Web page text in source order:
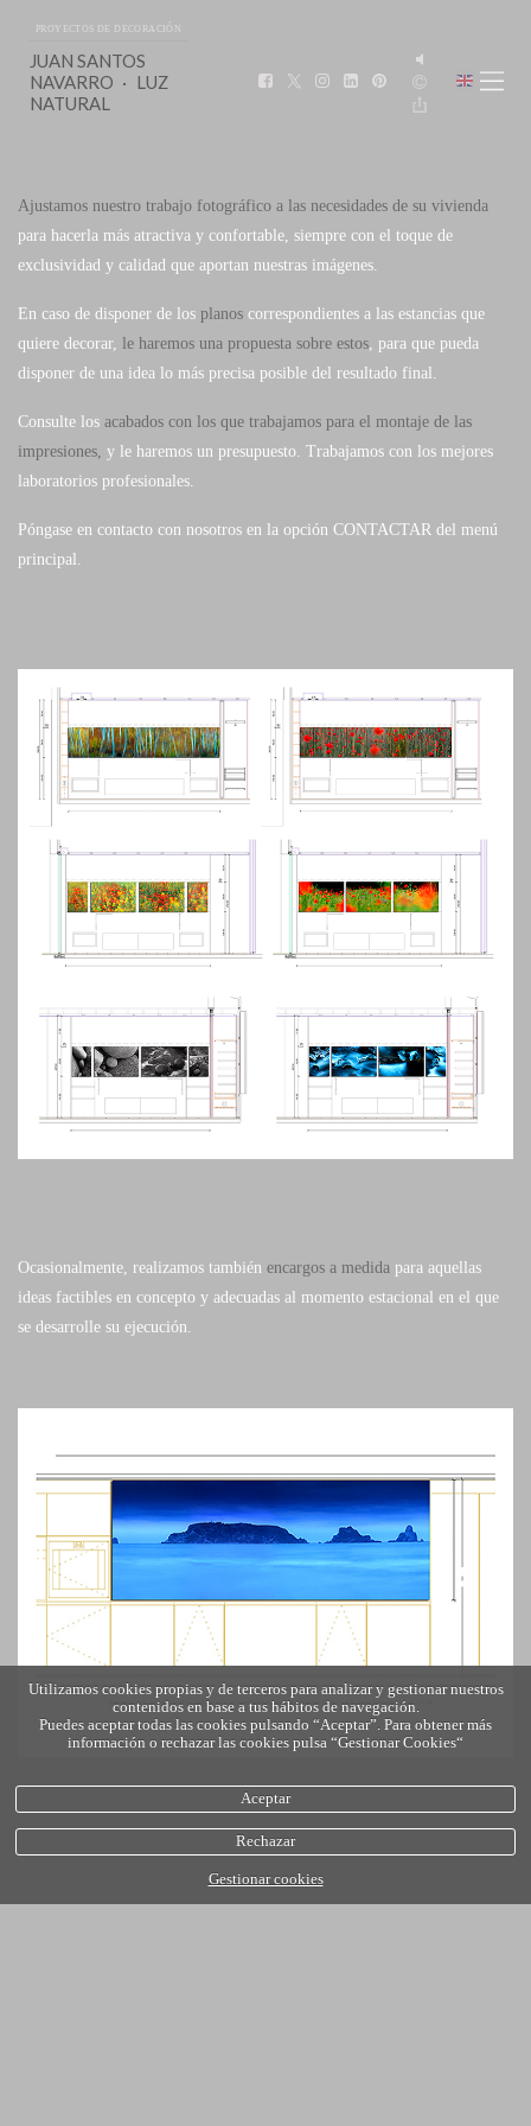
PROYECTOS DE DECORACIÓN
JUAN SANTOS
NAVARRO
LUZ
NATURAL
Ajustamos nuestro trabajo fotográfico a las necesidades de su vivienda
para hacerla más atractiva y confortable, siempre con el toque de
exclusividad y calidad que aportan nuestras imágenes.
En caso de disponer de los planos correspondientes a las estancias que
quiere decorar, le haremos una propuesta sobre estos, para que pueda
disponer de una idea lo más precisa posible del resultado final.
Consulte los acabados con los que trabajamos para el montaje de las
impresiones, y le haremos un presupuesto. Trabajamos con los mejores
laboratorios profesionales.
Póngase en contacto con nosotros en la opción CONTACTAR del menú
principal.
Ocasionalmente, realizamos también encargos a medida para aquellas
ideas factibles en concepto y adecuadas al momento estacional en el que
se desarrolle su ejecución.
Utilizamos cookies propias y de terceros para analizar y gestionar nuestros
contenidos en base a tus hábitos de navegación.
Puedes aceptar todas las cookies pulsando “Aceptar”. Para obtener más
información o rechazar las cookies pulsa “Gestionar Cookies“
Aceptar
Rechazar
Gestionar cookies